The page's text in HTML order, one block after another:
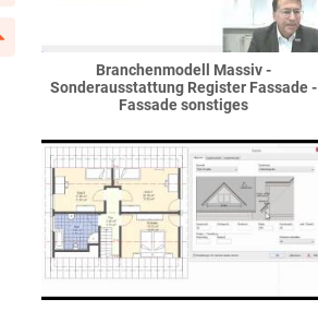
Branchenmodell Massiv -
Sonderausstattung Register Fassade -
Fassade sonstiges